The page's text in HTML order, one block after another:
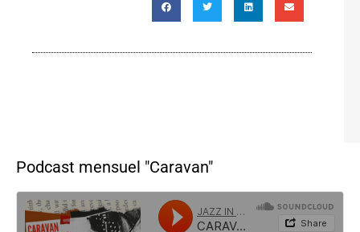
Podcast mensuel "Caravan"